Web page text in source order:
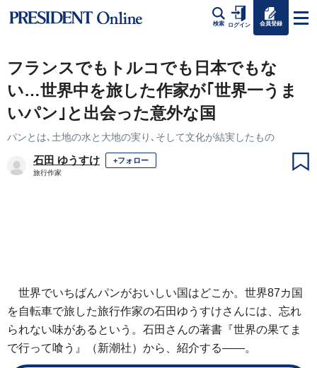
検索 ログイン 会員登録
フランスでもトルコでも日本でもな
い…世界中を旅した作家が｢世界一うま
いパン｣と出会った意外な国
パンとは､土地の水と大地の実り､そして文化が結実したもの
石田 ゆうすけ +フォロー
旅行作家
世界でいちばんパンがおいしい国はどこか。世界87カ国
を自転車で旅した旅行作家の石田ゆうすけさんには、忘れ
られない味があるという。石田さんの著書『世界の果てま
で行って喰う』（新潮社）から、紹介する――。